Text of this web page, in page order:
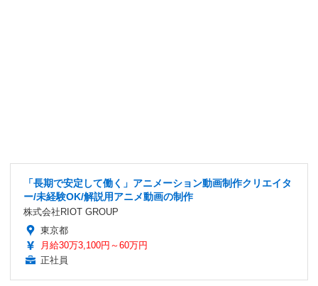
「長期で安定して働く」アニメーション動画制作クリエイタ
ー/未経験OK/解説用アニメ動画の制作
株式会社RIOT GROUP
東京都
月給30万3,100円～60万円
正社員